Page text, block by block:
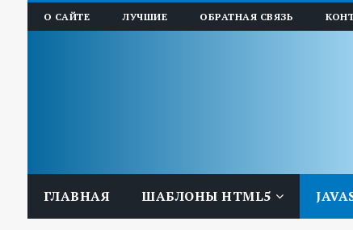
О САЙТЕ ЛУЧШИЕ ОБРАТНАЯ СВЯЗЬ
ГЛАВНАЯ ШАБЛОНЫ HTML5